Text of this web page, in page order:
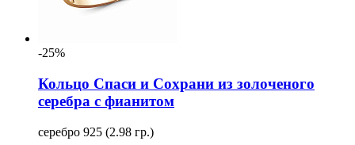
-25%
Кольцо Спаси и Сохрани из золоченого
серебра с фианитом
серебро 925 (2.98 гр.)